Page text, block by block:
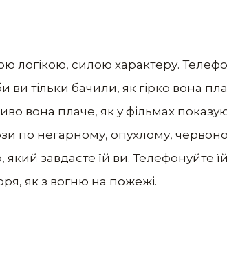
логікою, силою характеру.
тільки бачили, як гірко вона
вона плаче, як у фільмах
по негарному, опухлому,
який завдаєте їй ви. Телефонуйте
як з вогню на пожежі.